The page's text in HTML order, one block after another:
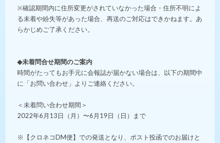
※確認期間内に住所変更がされていなかった場合・住所不明によ
る未着や紛失等があった場合、再送のご対応はできかねます。あ
らかじめご了承ください。
◆未着問合せ期間のご案内
時間がたってもお手元に会報誌が届かない場合は、以下の期間中
に「お問い合わせ」よりご連絡ください。
＜未着問い合わせ期間＞
2022年6月13日（月）〜6月19日（日）まで
※【クロネコDM便】での発送となり、ポスト投函でのお届けと